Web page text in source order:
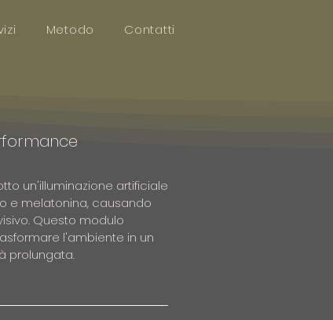
Metodo Contatti
un'illuminazione artificiale
e melatonina, causando
Questo modulo
l'ambiente in un
prolungata.
a progettare e